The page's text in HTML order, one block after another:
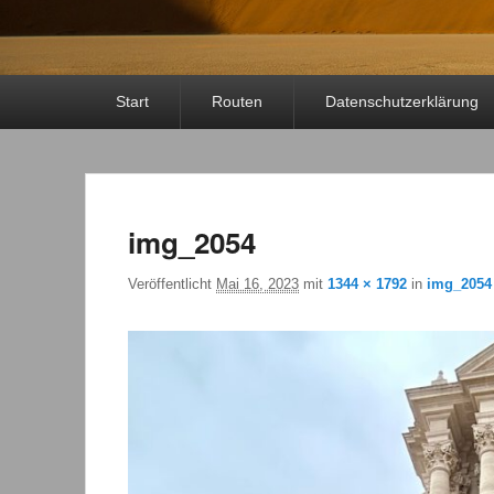
Start Routen Datenschutzerklärung
img_2054
Veröffentlicht Mai 16, 2023 mit 1344 × 1792 in img_2054